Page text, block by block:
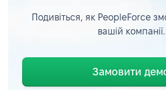
Подивіться, як PeopleForce
вашій компанії.
Замовити